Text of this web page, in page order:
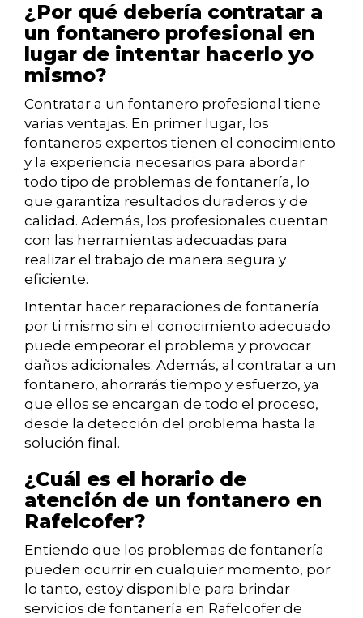
¿Por qué debería contratar a
un fontanero profesional en
lugar de intentar hacerlo yo
mismo?
Contratar a un fontanero profesional tiene
varias ventajas. En primer lugar, los
fontaneros expertos tienen el conocimiento
y la experiencia necesarios para abordar
todo tipo de problemas de fontanería, lo
que garantiza resultados duraderos y de
calidad. Además, los profesionales cuentan
con las herramientas adecuadas para
realizar el trabajo de manera segura y
eficiente.
Intentar hacer reparaciones de fontanería
por ti mismo sin el conocimiento adecuado
puede empeorar el problema y provocar
daños adicionales. Además, al contratar a un
fontanero, ahorrarás tiempo y esfuerzo, ya
que ellos se encargan de todo el proceso,
desde la detección del problema hasta la
solución final.
¿Cuál es el horario de
atención de un fontanero en
Rafelcofer?
Entiendo que los problemas de fontanería
pueden ocurrir en cualquier momento, por
lo tanto, estoy disponible para brindar
servicios de fontanería en Rafelcofer de